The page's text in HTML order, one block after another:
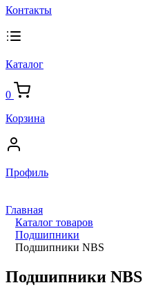
Контакты
Каталог
0
Корзина
Профиль
Главная
Каталог товаров
Подшипники
Подшипники NBS
Подшипники NBS